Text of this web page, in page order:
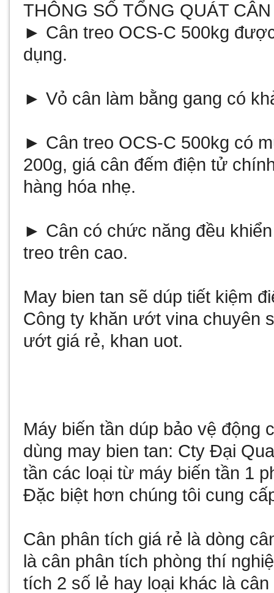
THÔNG SỐ TỔNG QUÁT
► Cân treo OCS-C 500kg
dụng.
► Vỏ cân làm bằng gang có
► Cân treo OCS-C 500kg có
200g, giá cân đếm điện tử
hàng hóa nhẹ.
► Cân có chức năng đều
treo trên cao.
May bien tan sẽ dúp tiết kiệm
Công ty khăn ướt vina chuyên
ướt giá rẻ, khan uot.
Máy biến tần dúp bảo vệ động
dùng may bien tan: Cty Đại
tần các loại từ máy biến tần 1
Đặc biệt hơn chúng tôi cung
Cân phân tích giá rẻ là dòng
là cân phân tích phòng thí
tích 2 số lẻ hay loại khác là cân